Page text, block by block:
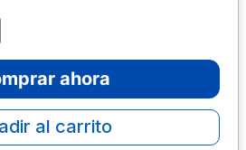
ahora
al carrito